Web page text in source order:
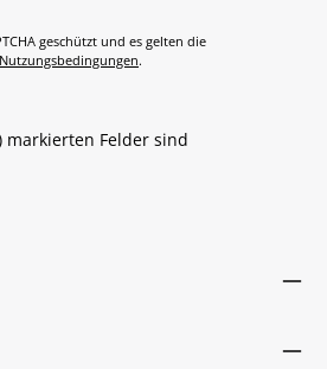
geschützt und es gelten die
Nutzungsbedingungen.
markierten Felder sind